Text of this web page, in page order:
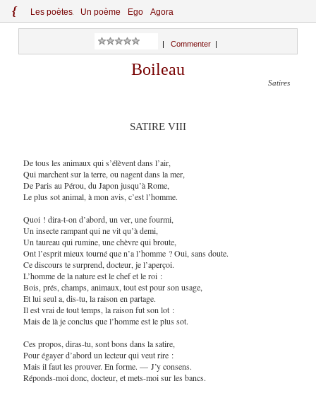
{ Les poètes Un poème Ego Agora
Commenter
Boileau
Satires
SATIRE VIII
De tous les animaux qui s’élèvent dans l’air,
Qui marchent sur la terre, ou nagent dans la mer,
De Paris au Pérou, du Japon jusqu’à Rome,
Le plus sot animal, à mon avis, c’est l’homme.
Quoi ! dira-t-on d’abord, un ver, une fourmi,
Un insecte rampant qui ne vit qu’à demi,
Un taureau qui rumine, une chèvre qui broute,
Ont l’esprit mieux tourné que n’a l’homme ? Oui, sans doute.
Ce discours te surprend, docteur, je l’aperçoi.
L’homme de la nature est le chef et le roi :
Bois, prés, champs, animaux, tout est pour son usage,
Et lui seul a, dis-tu, la raison en partage.
Il est vrai de tout temps, la raison fut son lot :
Mais de là je conclus que l’homme est le plus sot.
Ces propos, diras-tu, sont bons dans la satire,
Pour égayer d’abord un lecteur qui veut rire :
Mais il faut les prouver. En forme. — J’y consens.
Réponds-moi donc, docteur, et mets-moi sur les bancs.